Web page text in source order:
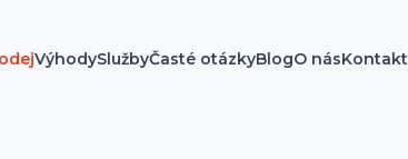
VýhodySlužbyČasté otázkyBlogO násKontakt